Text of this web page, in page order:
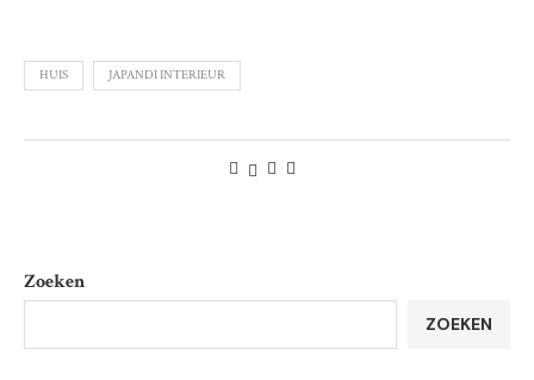
HUIS JAPANDI INTERIEUR
Zoeken
ZOEKEN